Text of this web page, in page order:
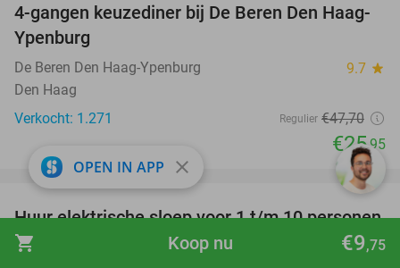
shopping_cart €9,75
Koop nu
46%
4-gangen keuzediner bij De Beren Den Haag-
Ypenburg
De Beren Den Haag-Ypenburg 9.7 star
Den Haag
Verkocht: 1.271
Regulier €47,70
€25,95
37%
favorite_border
Huur elektrische sloep voor 1 t/m 10 personen
(2 uur) bij Take a Boat
OPEN IN APP close